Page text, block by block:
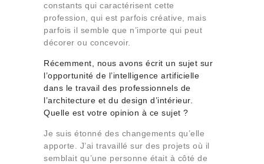
constants qui caractérisent cette
profession, qui est parfois créative, mais
parfois il semble que n’importe qui peut
décorer ou concevoir.
Récemment, nous avons écrit un sujet sur
l’opportunité de l’intelligence artificielle
dans le travail des professionnels de
l’architecture et du design d’intérieur.
Quelle est votre opinion à ce sujet ?
Je suis étonné des changements qu’elle
apporte. J’ai travaillé sur des projets où il
semblait qu’une personne était à côté de